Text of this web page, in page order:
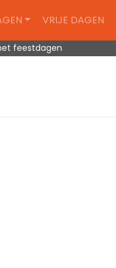
VRIJE DAGEN
feestdagen